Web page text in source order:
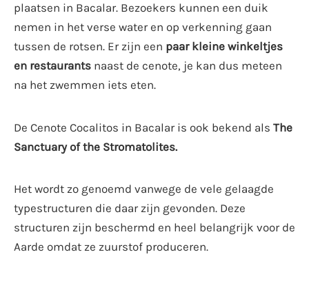
plaatsen in Bacalar. Bezoekers kunnen een duik
nemen in het verse water en op verkenning gaan
tussen de rotsen. Er zijn een paar kleine winkeltjes
en restaurants naast de cenote, je kan dus meteen
na het zwemmen iets eten.
De Cenote Cocalitos in Bacalar is ook bekend als The
Sanctuary of the Stromatolites.
Het wordt zo genoemd vanwege de vele gelaagde
typestructuren die daar zijn gevonden. Deze
structuren zijn beschermd en heel belangrijk voor de
Aarde omdat ze zuurstof produceren.